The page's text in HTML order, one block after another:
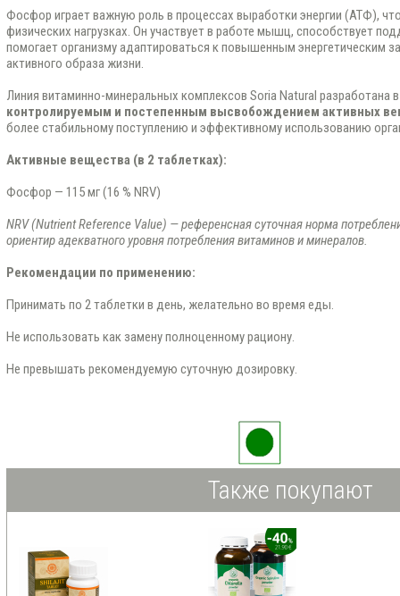
Фосфор играет важную роль в процессах выработки энергии (АТФ),
физических нагрузках. Он участвует в работе мышц, способствует
помогает организму адаптироваться к повышенным энергетическим
активного образа жизни.
Линия витаминно-минеральных комплексов Soria Natural разработана
контролируемым и постепенным высвобождением активных
более стабильному поступлению и эффективному использованию
Активные вещества (в 2 таблетках):
Фосфор — 115 мг (16 % NRV)
NRV (Nutrient Reference Value) — референсная суточная норма
ориентир адекватного уровня потребления витаминов и минералов.
Рекомендации по применению:
Принимать по 2 таблетки в день, желательно во время еды.
Не использовать как замену полноценному рациону.
Не превышать рекомендуемую суточную дозировку.
Также покупают